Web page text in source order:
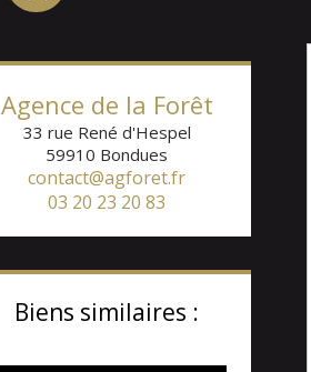
Agence de la Forêt
33 rue René d'Hespel
59910 Bondues
contact@agforet.fr
03 20 23 20 83
Biens similaires :